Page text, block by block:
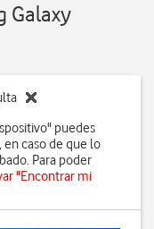
Galaxy
puedes
caso de que lo
Para poder
"Encontrar mi